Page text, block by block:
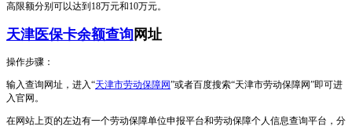
高限额分别可以达到18万元和10万元。
天津医保卡余额查询 网址
操作步骤：
输入查询网址，进入“天津市劳动保障网”或者百度搜索“天津市劳动保障网”即可进
入官网。
在网站上页的左边有一个劳动保障单位申报平台和劳动保障个人信息查询平台，分